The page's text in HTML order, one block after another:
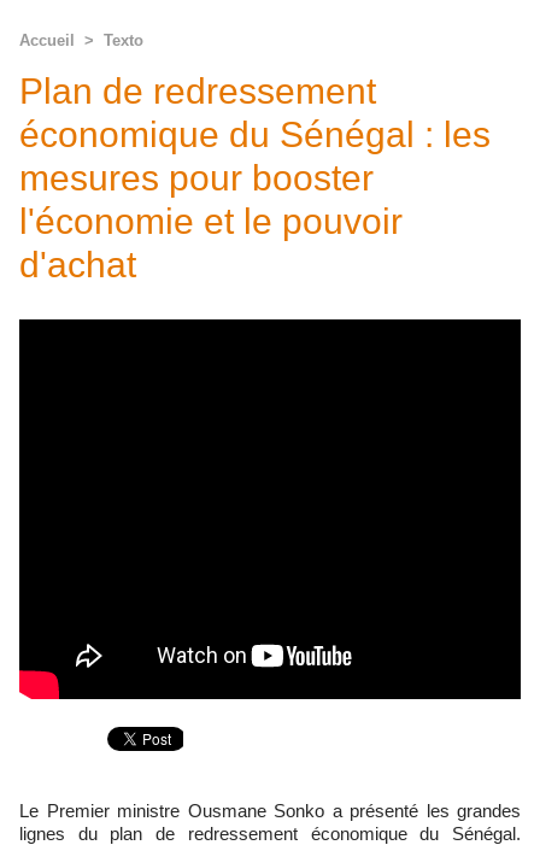
Accueil > Texto
Plan de redressement
économique du Sénégal : les
mesures pour booster
l'économie et le pouvoir
d'achat
Le Premier ministre Ousmane Sonko a présenté les grandes
lignes du plan de redressement économique du Sénégal.